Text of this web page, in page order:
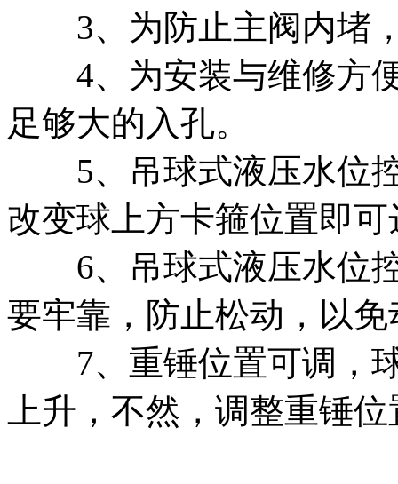
3、为防止主阀内堵，
4、为安装与维修方便
足够大的入孔。
5、吊球式液压水位控
改变球上方卡箍位置即
6、吊球式液压水位控
要牢靠，防止松动，以
7、重锤位置可调，球
上升，不然，调整重锤